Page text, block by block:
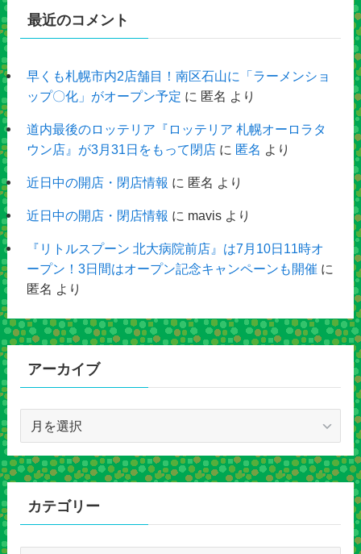
最近のコメント
早くも札幌市内2店舗目！南区石山に「ラーメンショ
ップ〇化」がオープン予定 に 匿名 より
道内最後のロッテリア『ロッテリア 札幌オーロラタ
ウン店』が3月31日をもって閉店に 匿名 より
近日中の開店・閉店情報 に 匿名 より
近日中の開店・閉店情報 に mavisより
『リトルスプーン 北大病院前店』は7月10日11時オ
ープン！3日間はオープン記念キャンペーンも開催 に
匿名 より
アーカイブ
カ
イ
カテゴリー